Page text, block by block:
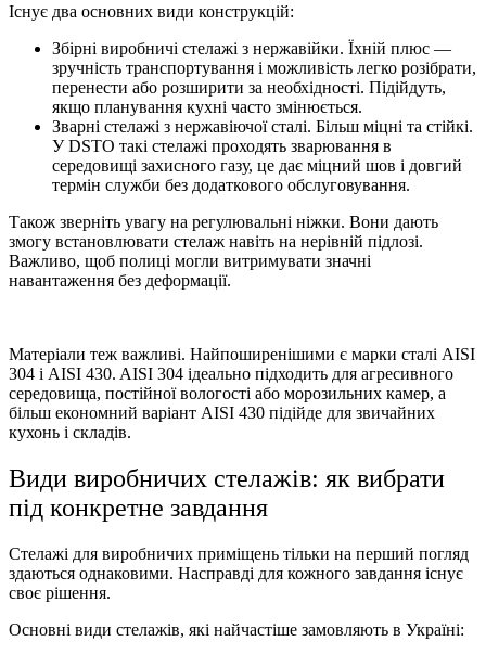
Існує два основних види конструкцій:
Збірні виробничі стелажі з нержавійки. Їхній плюс —
зручність транспортування і можливість легко розібрати,
перенести або розширити за необхідності. Підійдуть,
якщо планування кухні часто змінюється.
Зварні стелажі з нержавіючої сталі. Більш міцні та стійкі.
У DSTO такі стелажі проходять зварювання в
середовищі захисного газу, це дає міцний шов і довгий
термін служби без додаткового обслуговування.
Також зверніть увагу на регулювальні ніжки. Вони дають
змогу встановлювати стелаж навіть на нерівній підлозі.
Важливо, щоб полиці могли витримувати значні
навантаження без деформації.
Матеріали теж важливі. Найпоширенішими є марки сталі AISI
304 і AISI 430. AISI 304 ідеально підходить для агресивного
середовища, постійної вологості або морозильних камер, а
більш економний варіант AISI 430 підійде для звичайних
кухонь і складів.
Види виробничих стелажів: як вибрати
під конкретне завдання
Стелажі для виробничих приміщень тільки на перший погляд
здаються однаковими. Насправді для кожного завдання існує
своє рішення.
Основні види стелажів, які найчастіше замовляють в Україні: